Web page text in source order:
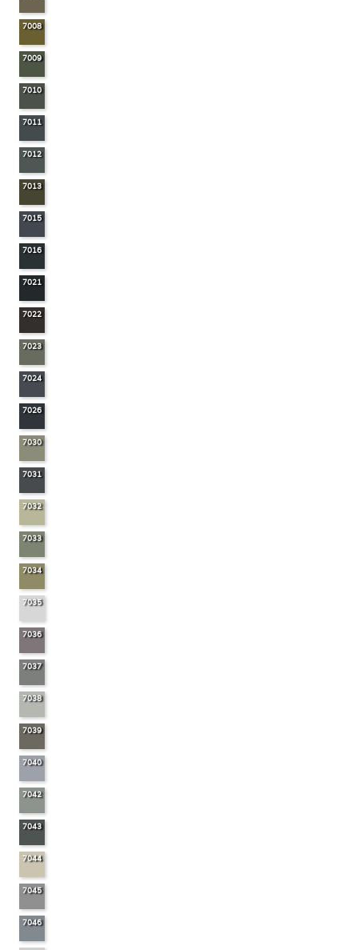
7008
7009
7010
7011
7012
7013
7015
7016
7021
7022
7023
7024
7026
7030
7031
7032
7033
7034
7035
7036
7037
7038
7039
7040
7042
7043
7044
7045
7046